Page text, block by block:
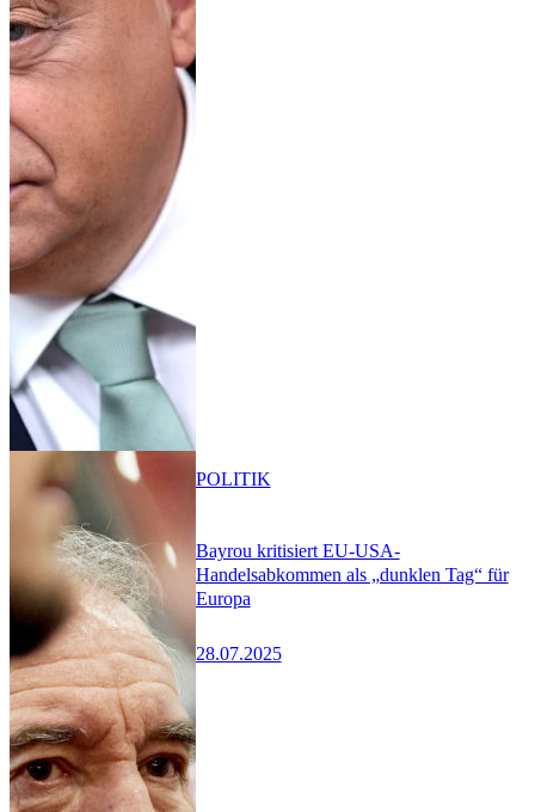
Bayrou kritisiert EU-USA-
Handelsabkommen als „dunklen Tag“ für
Europa
28.07.2025
POLITIK